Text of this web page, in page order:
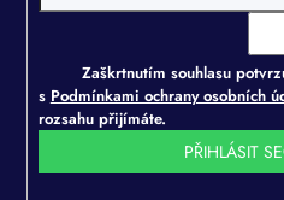
Zaškrtnutím souhlasu
s Podmínkami ochrany osobních
rozsahu přijímáte.
PŘIHLÁSIT SE